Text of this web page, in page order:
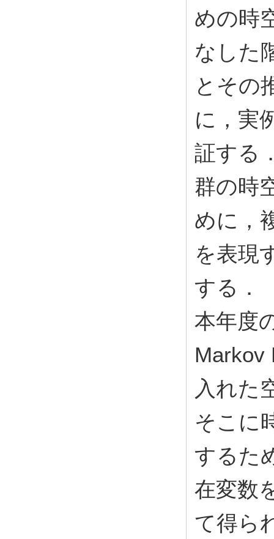
めの時
なした
とその
に，実
証する
群の時
めに，
を表現
する．
本年度
Markov
入れた
そこに
するた
在変数
て得ら